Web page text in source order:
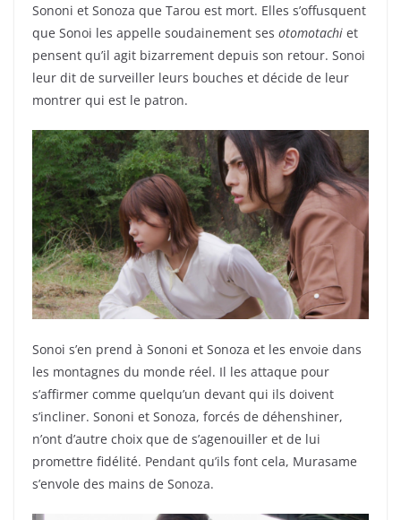
Sononi et Sonoza que Tarou est mort. Elles s’offusquent
que Sonoi les appelle soudainement ses otomotachi et
pensent qu’il agit bizarrement depuis son retour. Sonoi
leur dit de surveiller leurs bouches et décide de leur
montrer qui est le patron.
Sonoi s’en prend à Sononi et Sonoza et les envoie dans
les montagnes du monde réel. Il les attaque pour
s’affirmer comme quelqu’un devant qui ils doivent
s’incliner. Sononi et Sonoza, forcés de déhenshiner,
n’ont d’autre choix que de s’agenouiller et de lui
promettre fidélité. Pendant qu’ils font cela, Murasame
s’envole des mains de Sonoza.